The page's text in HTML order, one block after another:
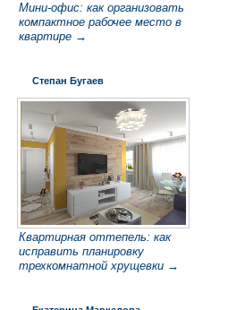
Мини-офис: как организовать
компактное рабочее место в
квартире →
Степан Бугаев
Квартирная оттепель: как
исправить планировку
трехкомнатной хрущевки →